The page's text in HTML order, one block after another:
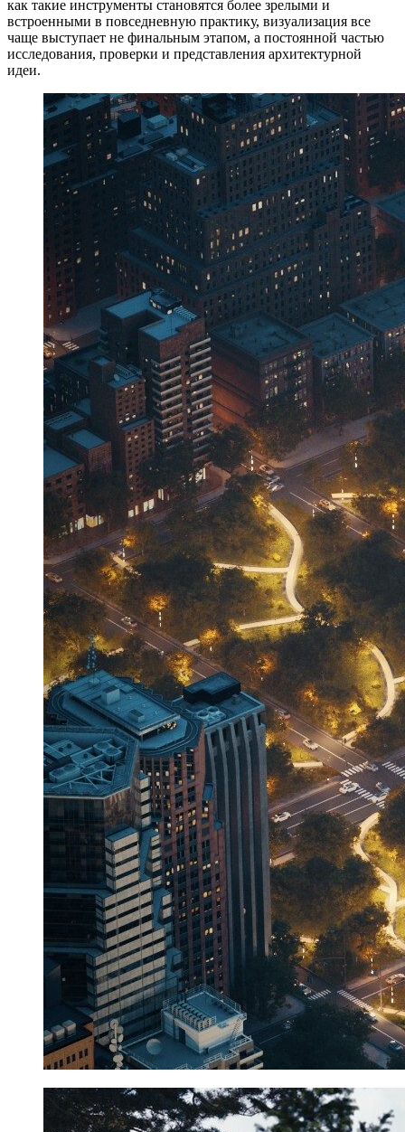
как такие инструменты становятся более зрелыми и
встроенными в повседневную практику, визуализация все
чаще выступает не финальным этапом, а постоянной частью
исследования, проверки и представления архитектурной
идеи.